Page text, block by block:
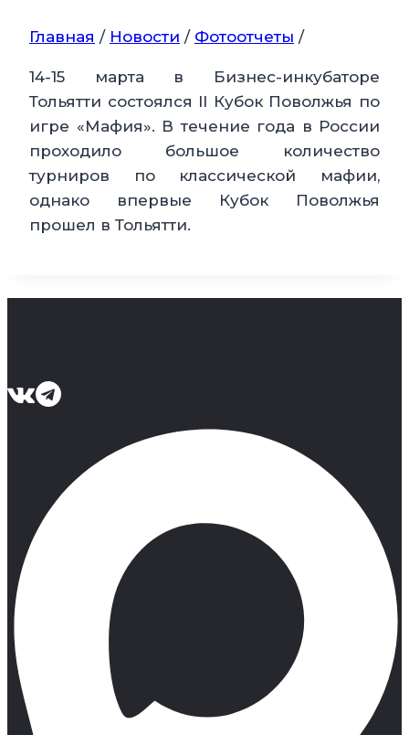
Главная / Новости / Фотоотчеты /
14-15 марта в Бизнес-инкубаторе
Тольятти состоялся II Кубок Поволжья по
игре «Мафия». В течение года в России
проходило большое количество
турниров по классической мафии,
однако впервые Кубок Поволжья
прошел в Тольятти.